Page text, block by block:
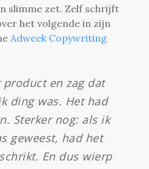
slimme zet. Zelf schrijft
het volgende in zijn
Adweek Copywriting
product en zag dat
ding was. Het had
Sterker nog: als ik
geweest, had het
En dus wierp